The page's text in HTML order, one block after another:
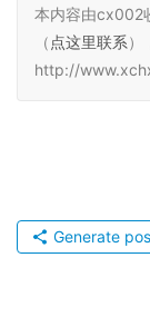
本内容由cx002
（ 点这里联系）
http://
Generate